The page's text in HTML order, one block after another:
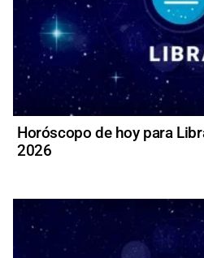
Horóscopo de hoy para
2026